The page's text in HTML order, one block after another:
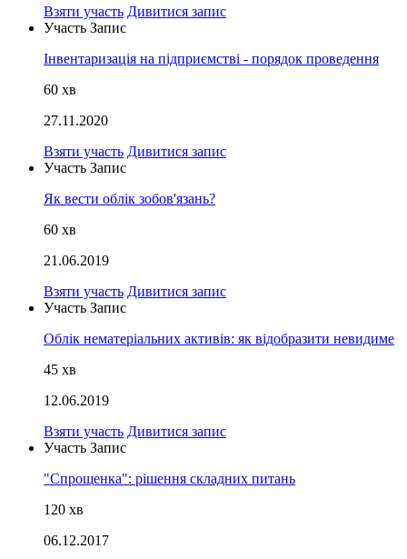
Взяти участь Дивитися запис
Участь Запис
Інвентаризація на підприємстві - порядок проведення
60 хв
27.11.2020
Взяти участь Дивитися запис
Участь Запис
Як вести облік зобов'язань?
60 хв
21.06.2019
Взяти участь Дивитися запис
Участь Запис
Облік нематеріальних активів: як відобразити невидиме
45 хв
12.06.2019
Взяти участь Дивитися запис
Участь Запис
"Спрощенка": рішення складних питань
120 хв
06.12.2017